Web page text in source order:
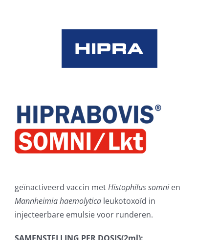
geïnactiveerd vaccin metHistophilus somnien
Mannheimia haemolyticaleukotoxoïd in
injecteerbare emulsie voor runderen.